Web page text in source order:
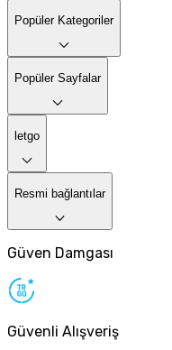
Popüler Kategoriler
Popüler Sayfalar
letgo
Resmi bağlantılar
Güven Damgası
Güvenli Alışveriş